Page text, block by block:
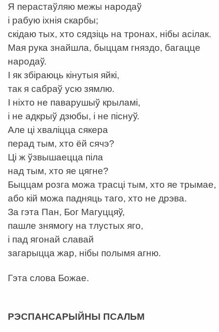
Я перастаўляю межы народаў
і рабую іхнія скарбы;
скідаю тых, хто сядзіць на тронах, нібы асілак.
Мая рука знайшла, быццам гняздо, багацце
народаў.
І як збіраюць кінутыя яйкі,
так я сабраў усю зямлю.
І ніхто не паварушыў крыламі,
і не адкрыў дзюбы, і не піснуў.
Але ці хваліцца сякера
перад тым, хто ёй сячэ?
Ці ж ўзвышаецца піла
над тым, хто яе цягне?
Быццам розга можа трасці тым, хто яе трымае,
або кій можа падняць таго, хто не дрэва.
За гэта Пан, Бог Магуццяў,
пашле знямогу на тлустых яго,
і пад ягонай славай
загарыцца жар, нібы полымя агню.
Гэта слова Божае.
РЭСПАНСАРЫЙНЫ ПСАЛЬМ